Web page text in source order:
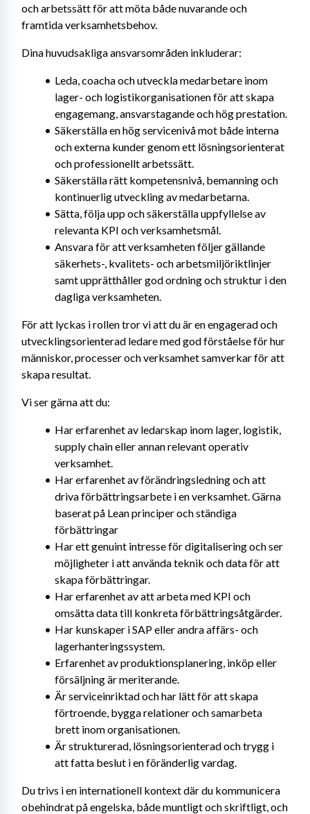
och arbetssätt för att möta både nuvarande och
framtida verksamhetsbehov.
Dina huvudsakliga ansvarsområden inkluderar:
Leda, coacha och utveckla medarbetare inom
lager- och logistikorganisationen för att skapa
engagemang, ansvarstagande och hög prestation.
Säkerställa en hög servicenivå mot både interna
och externa kunder genom ett lösningsorienterat
och professionellt arbetssätt.
Säkerställa rätt kompetensnivå, bemanning och
kontinuerlig utveckling av medarbetarna.
Sätta, följa upp och säkerställa uppfyllelse av
relevanta KPI och verksamhetsmål.
Ansvara för att verksamheten följer gällande
säkerhets-, kvalitets- och arbetsmiljöriktlinjer
samt upprätthåller god ordning och struktur i den
dagliga verksamheten.
För att lyckas i rollen tror vi att du är en engagerad och
utvecklingsorienterad ledare med god förståelse för hur
människor, processer och verksamhet samverkar för att
skapa resultat.
Vi ser gärna att du:
Har erfarenhet av ledarskap inom lager, logistik,
supply chain eller annan relevant operativ
verksamhet.
Har erfarenhet av förändringsledning och att
driva förbättringsarbete i en verksamhet. Gärna
baserat på Lean principer och ständiga
förbättringar
Har ett genuint intresse för digitalisering och ser
möjligheter i att använda teknik och data för att
skapa förbättringar.
Har erfarenhet av att arbeta med KPI och
omsätta data till konkreta förbättringsåtgärder.
Har kunskaper i SAP eller andra affärs- och
lagerhanteringssystem.
Erfarenhet av produktionsplanering, inköp eller
försäljning är meriterande.
Är serviceinriktad och har lätt för att skapa
förtroende, bygga relationer och samarbeta
brett inom organisationen.
Är strukturerad, lösningsorienterad och trygg i
att fatta beslut i en föränderlig vardag.
Du trivs i en internationell kontext där du kommunicera
obehindrat på engelska, både muntligt och skriftligt, och